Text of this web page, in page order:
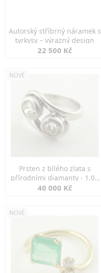
Autorský stříbrný náramek s
tyrkysy – výrazný design
22 500 Kč
NOVÉ
Prsten z bílého zlata s
přírodními diamanty - 1,00
ct
40 000 Kč
NOVÉ